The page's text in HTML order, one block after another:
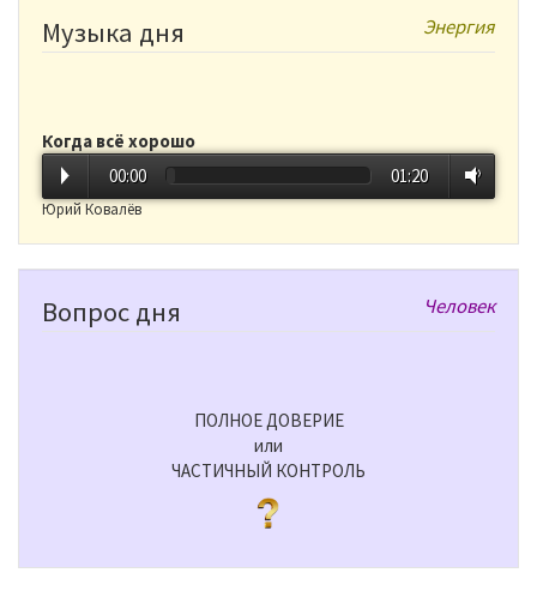
Музыка дня Энергия
Когда всё хорошо
00:00
01:20
Юрий Ковалёв
Вопрос дня Человек
ПОЛНОЕ ДОВЕРИЕ
или
ЧАСТИЧНЫЙ КОНТРОЛЬ